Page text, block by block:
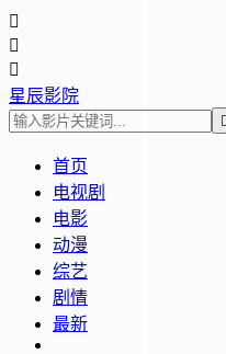



星辰影院

首页
电视剧
电影
动漫
综艺
剧情
最新